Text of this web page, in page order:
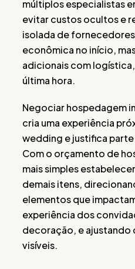
múltiplos especialistas
evitar custos ocultos e
isolada de
econômica no início,
adicionais com
última hora.
Negociar hospedagem
cria uma experiência
wedding e justifica
Com o orçamento de
mais simples
demais itens,
elementos que
experiência dos
decoração, e ajustando
visíveis.